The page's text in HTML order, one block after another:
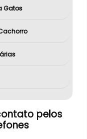
Gatos
pelos